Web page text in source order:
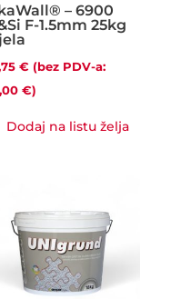
– 6900
F-1.5mm 25kg
€ (bez PDV-a:
€)
Dodaj na listu želja